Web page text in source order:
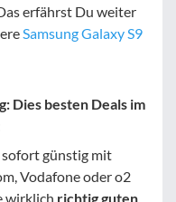
erfährst Du weiter
Samsung Galaxy S9
Dies besten Deals im
sofort günstig mit
Vodafone oder o2
wirklich richtig guten